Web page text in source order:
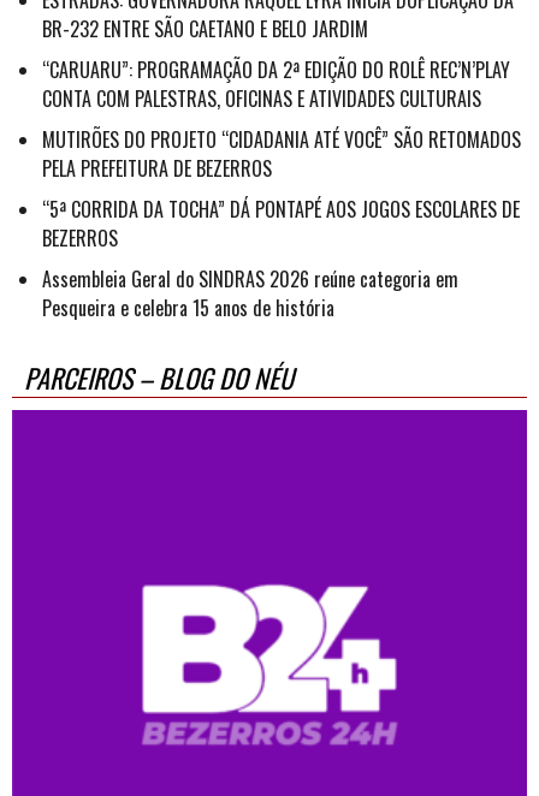
BR-232 ENTRE SÃO CAETANO E BELO JARDIM
“CARUARU”: PROGRAMAÇÃO DA 2ª EDIÇÃO DO ROLÊ REC’N’PLAY
CONTA COM PALESTRAS, OFICINAS E ATIVIDADES CULTURAIS
MUTIRÕES DO PROJETO “CIDADANIA ATÉ VOCÊ” SÃO RETOMADOS
PELA PREFEITURA DE BEZERROS
“5ª CORRIDA DA TOCHA” DÁ PONTAPÉ AOS JOGOS ESCOLARES DE
BEZERROS
Assembleia Geral do SINDRAS 2026 reúne categoria em
Pesqueira e celebra 15 anos de história
PARCEIROS – BLOG DO NÉU